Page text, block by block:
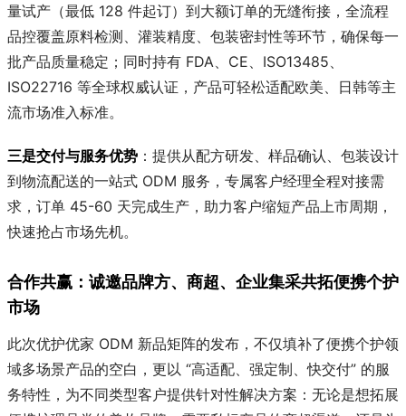
量试产（最低 128 件起订）到大额订单的无缝衔接，全流程
品控覆盖原料检测、灌装精度、包装密封性等环节，确保每一
批产品质量稳定；同时持有 FDA、CE、ISO13485、
ISO22716 等全球权威认证，产品可轻松适配欧美、日韩等主
流市场准入标准。
三是交付与服务优势 ：提供从配方研发、样品确认、包装设计
到物流配送的一站式 ODM 服务，专属客户经理全程对接需
求，订单 45-60 天完成生产，助力客户缩短产品上市周期，
快速抢占市场先机。
合作共赢：诚邀品牌方、商超、企业集采共拓便携个护
市场
此次优护优家 ODM 新品矩阵的发布，不仅填补了便携个护领
域多场景产品的空白，更以 “高适配、强定制、快交付” 的服
务特性，为不同类型客户提供针对性解决方案：无论是想拓展